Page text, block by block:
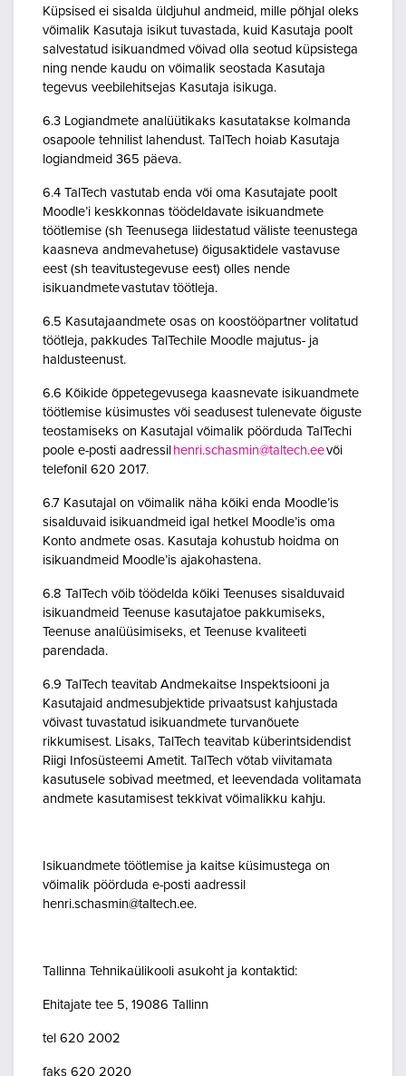
Küpsised ei sisalda üldjuhul andmeid, mille põhjal oleks
võimalik Kasutaja isikut tuvastada, kuid Kasutaja poolt
salvestatud isikuandmed võivad olla seotud küpsistega
ning nende kaudu on võimalik seostada Kasutaja
tegevus veebilehitsejas Kasutaja isikuga.
6.3 Logiandmete analüütikaks kasutatakse kolmanda
osapoole tehnilist lahendust. TalTech hoiab Kasutaja
logiandmeid 365 päeva.
6.4 TalTech vastutab enda või oma Kasutajate poolt
Moodle’i keskkonnas töödeldavate isikuandmete
töötlemise (sh Teenusega liidestatud väliste teenustega
kaasneva andmevahetuse) õigusaktidele vastavuse
eest (sh teavitustegevuse eest) olles nende
isikuandmete vastutav töötleja.
6.5 Kasutajaandmete osas on koostööpartner volitatud
töötleja, pakkudes TalTechile Moodle majutus- ja
haldusteenust.
6.6 Kõikide õppetegevusega kaasnevate isikuandmete
töötlemise küsimustes või seadusest tulenevate õiguste
teostamiseks on Kasutajal võimalik pöörduda TalTechi
poole e-posti aadressil henri.schasmin@taltech.eevõi
telefonil 620 2017.
6.7 Kasutajal on võimalik näha kõiki enda Moodle’is
sisalduvaid isikuandmeid igal hetkel Moodle’is oma
Konto andmete osas. Kasutaja kohustub hoidma on
isikuandmeid Moodle’is ajakohastena.
6.8 TalTech võib töödelda kõiki Teenuses sisalduvaid
isikuandmeid Teenuse kasutajatoe pakkumiseks,
Teenuse analüüsimiseks, et Teenuse kvaliteeti
parendada.
6.9 TalTech teavitab Andmekaitse Inspektsiooni ja
Kasutajaid andmesubjektide privaatsust kahjustada
võivast tuvastatud isikuandmete turvanõuete
rikkumisest. Lisaks, TalTech teavitab küberintsidendist
Riigi Infosüsteemi Ametit. TalTech võtab viivitamata
kasutusele sobivad meetmed, et leevendada volitamata
andmete kasutamisest tekkivat võimalikku kahju.
Isikuandmete töötlemise ja kaitse küsimustega on
võimalik pöörduda e-posti aadressil
henri.schasmin@taltech.ee.
Tallinna Tehnikaülikooli asukoht ja kontaktid:
Ehitajate tee 5, 19086 Tallinn
tel 620 2002
faks 620 2020